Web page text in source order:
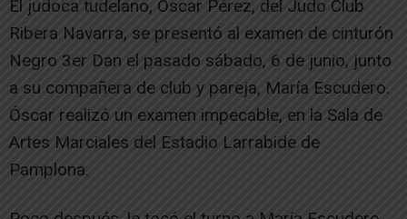
El judoca tudelano, Óscar Pérez, del Judo Club
Ribera Navarra, se presentó al examen de cinturón
Negro 3er Dan el pasado sábado, 6 de junio, junto
a su compañera de club y pareja, María Escudero.
Óscar realizó un examen impecable, en la Sala de
Artes Marciales del Estadio Larrabide de
Pamplona.